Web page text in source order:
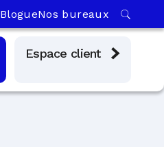
BlogueNos bureaux
Espace client